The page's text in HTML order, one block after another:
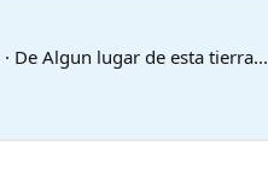
· De Algun lugar de esta tierra...